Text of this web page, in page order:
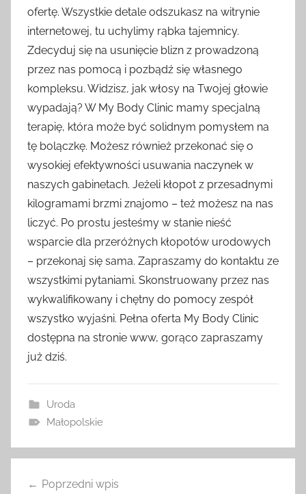
ofertę. Wszystkie detale odszukasz na witrynie
internetowej, tu uchylimy rąbka tajemnicy.
Zdecyduj się na usunięcie blizn z prowadzoną
przez nas pomocą i pozbądź się własnego
kompleksu. Widzisz, jak włosy na Twojej głowie
wypadają? W My Body Clinic mamy specjalną
terapię, która może być solidnym pomysłem na
tę bolączkę. Możesz również przekonać się o
wysokiej efektywności usuwania naczynek w
naszych gabinetach. Jeżeli kłopot z przesadnymi
kilogramami brzmi znajomo – też możesz na nas
liczyć. Po prostu jesteśmy w stanie nieść
wsparcie dla przeróżnych kłopotów urodowych
– przekonaj się sama. Zapraszamy do kontaktu ze
wszystkimi pytaniami. Skonstruowany przez nas
wykwalifikowany i chętny do pomocy zespół
wszystko wyjaśni. Pełna oferta My Body Clinic
dostępna na stronie www, gorąco zapraszamy
już dziś.
Uroda
Małopolskie
Poprzedni wpis